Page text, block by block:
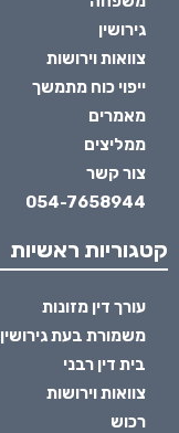
גירושין
צוואות וירושות
ייפוי כוח מתמשך
מאמרים
ממליצים
צור קשר
054-7658944
קטגוריות ראשיות
עורך דין מזונות
משמורת בעת גירושין
בית דין רבני
צוואות וירושות
רכוש